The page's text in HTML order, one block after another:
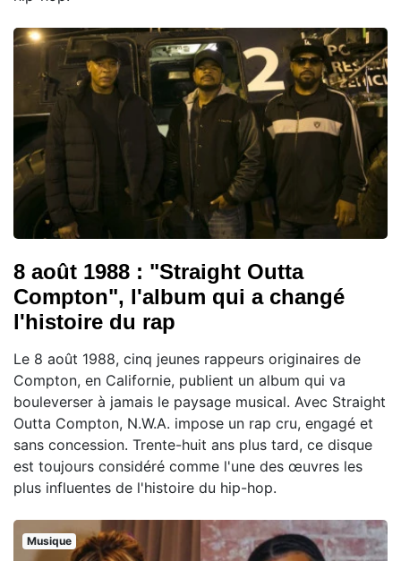
8 août 1988 : "Straight Outta
Compton", l'album qui a changé
l'histoire du rap
Le 8 août 1988, cinq jeunes rappeurs originaires de
Compton, en Californie, publient un album qui va
bouleverser à jamais le paysage musical. Avec Straight
Outta Compton, N.W.A. impose un rap cru, engagé et
sans concession. Trente-huit ans plus tard, ce disque
est toujours considéré comme l'une des œuvres les
plus influentes de l'histoire du hip-hop.
Musique